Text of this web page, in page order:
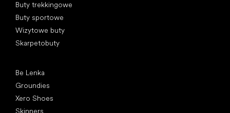
Buty trekkingowe
Buty sportowe
Wizytowe buty
Skarpetobuty
Be Lenka
Groundies
Xero Shoes
Skinners